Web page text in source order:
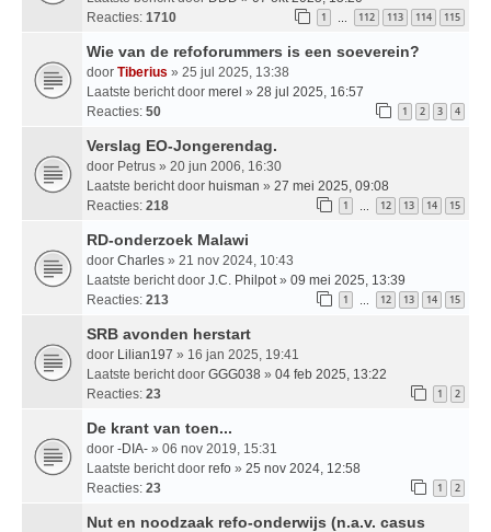
Reacties: 1710 1 … 112 113 114 115
Wie van de refoforummers is een soeverein?
door Tiberius » 25 jul 2025, 13:38
Laatste bericht door merel » 28 jul 2025, 16:57
Reacties: 50 1 2 3 4
Verslag EO-Jongerendag.
door Petrus » 20 jun 2006, 16:30
Laatste bericht door huisman » 27 mei 2025, 09:08
Reacties: 218 1 … 12 13 14 15
RD-onderzoek Malawi
door Charles » 21 nov 2024, 10:43
Laatste bericht door J.C. Philpot » 09 mei 2025, 13:39
Reacties: 213 1 … 12 13 14 15
SRB avonden herstart
door Lilian197 » 16 jan 2025, 19:41
Laatste bericht door GGG038 » 04 feb 2025, 13:22
Reacties: 23 1 2
De krant van toen...
door -DIA- » 06 nov 2019, 15:31
Laatste bericht door refo » 25 nov 2024, 12:58
Reacties: 23 1 2
Nut en noodzaak refo-onderwijs (n.a.v. casus